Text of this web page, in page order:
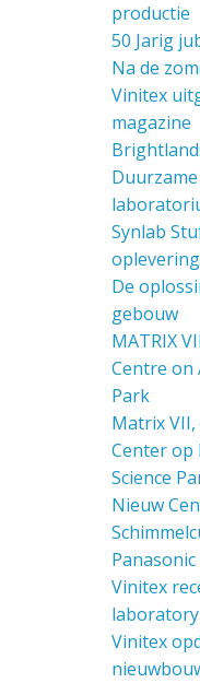
productie
50 Jarig
Na de
Vinitex
magazine
Synlab
De
gebouw
MATRIX
Centre on
Park
Matrix VII,
Center op
Science
Nieuw
Vinitex
Vinitex